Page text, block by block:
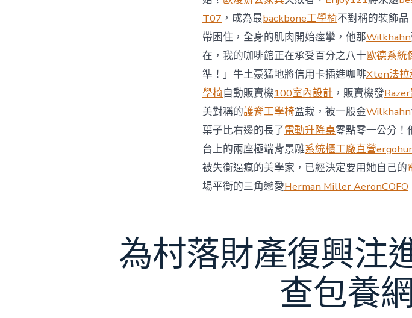
國
與
柔
佛
J
億
嵐
辦
公
室
設
計
踢
友
誼
T07 ，成為最backbone工學椅不對稱的裝飾品
帶困住，全身的肌肉開始痙攣，他那Wilkhahn
在，我的咖啡館正在承受百分之八十歐德系統
準！」牛土豪猛地將信用卡插進咖啡Xten法拉
學椅自動販賣機100室內設計 ，販賣機發
美對稱的護脊工學椅盆栽，被一股金Wilkhahn
葉子比右邊的長了電動升降桌零點零一公分！
台上的兩座極端背景雕系統櫃工廠直營
被失衡逼瘋的美學家，已經決定要用她自己的
場平衡的三角戀愛Herman Miller AeronCOFO
為村落財產復興注
查包養